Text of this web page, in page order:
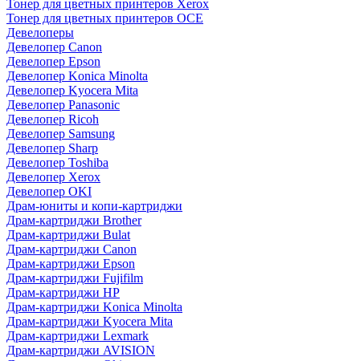
Тонер для цветных принтеров Xerox
Тонер для цветных принтеров OCE
Девелоперы
Девелопер Canon
Девелопер Epson
Девелопер Konica Minolta
Девелопер Kyocera Mita
Девелопер Panasonic
Девелопер Ricoh
Девелопер Samsung
Девелопер Sharp
Девелопер Toshiba
Девелопер Xerox
Девелопер OKI
Драм-юниты и копи-картриджи
Драм-картриджи Brother
Драм-картриджи Bulat
Драм-картриджи Canon
Драм-картриджи Epson
Драм-картриджи Fujifilm
Драм-картриджи HP
Драм-картриджи Konica Minolta
Драм-картриджи Kyocera Mita
Драм-картриджи Lexmark
Драм-картриджи AVISION